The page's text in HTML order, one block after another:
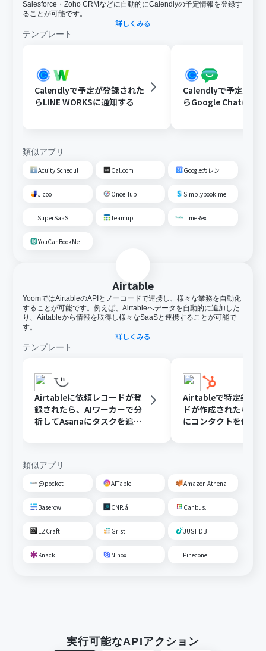
Salesforce・Zoho CRMなどに自動的にCalendlyの予定情報を登録す
ることが可能です。
詳しくみる
テンプレート
Calendlyで予定が登録された
らLINE WORKSに通知する
Calendlyで予定が登
らGoogle Chatに通
類似アプリ
Acuity Scheduling Cal.com Googleカレンダー
Jicoo OnceHub Simplybook.me
SuperSaaS Teamup TimeRex
YouCanBookMe
Airtable
YoomではAirtableのAPIとノーコードで連携し、様々な業務を自動化
することが可能です。例えば、Airtableへデータを自動的に追加した
り、Airtableから情報を取得し様々なSaaSと連携することが可能で
す。
詳しくみる
テンプレート
Airtableに依頼レコードが登
録されたら、AIワーカーで分
析してAsanaにタスクを追加
Airtableで特定条件
ドが作成されたら、
にコンタクトを作成
類似アプリ
@pocket AITable Amazon Athena
Baserow CNPJá Canbus.
EZCraft Grist JUST.DB
Knack Ninox Pinecone
実行可能なAPIアクション